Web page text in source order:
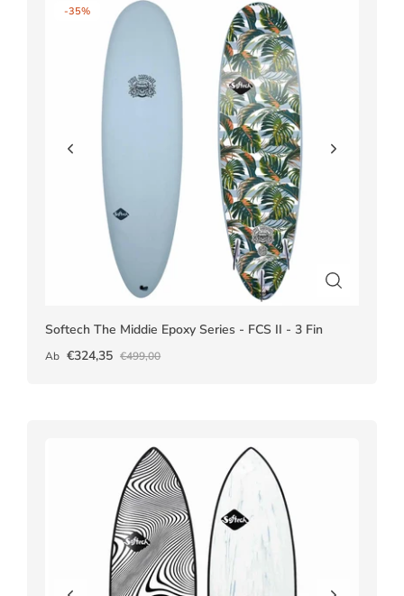
-35%
Softech The Middie Epoxy Series - FCS II - 3 Fin
Ab €324,35 €499,00